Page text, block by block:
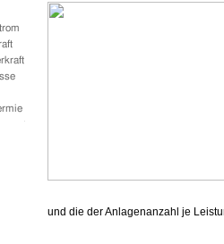
und die der Anlagenanzahl je